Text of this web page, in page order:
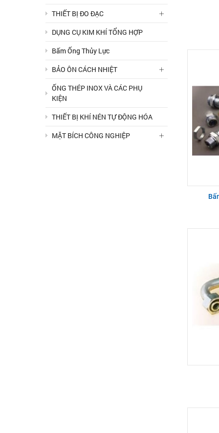
THIẾT BỊ ĐO ĐẠC
DỤNG CỤ KIM KHÍ TỔNG HỢP
Bấm Ống Thủy Lực
BẢO ÔN CÁCH NHIỆT
ỐNG THÉP INOX VÀ CÁC PHỤ
KIỆN
THIẾT BỊ KHÍ NÉN TỰ ĐỘNG HÓA
MẶT BÍCH CÔNG NGHIỆP